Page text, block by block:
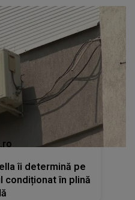
îi determină pe
condiționat în plină